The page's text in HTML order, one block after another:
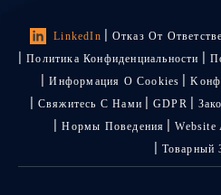
LinkedIn Отказ От
Политика Конфиденциальности
Информация О Cookies
Свяжитесь С Нами
GDPR
Нормы Поведения
Website
Товарный